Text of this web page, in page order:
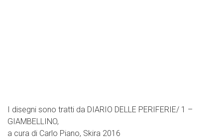
I disegni sono tratti da DIARIO DELLE PERIFERIE/ 1 –
GIAMBELLINO,
a cura di Carlo Piano, Skira 2016